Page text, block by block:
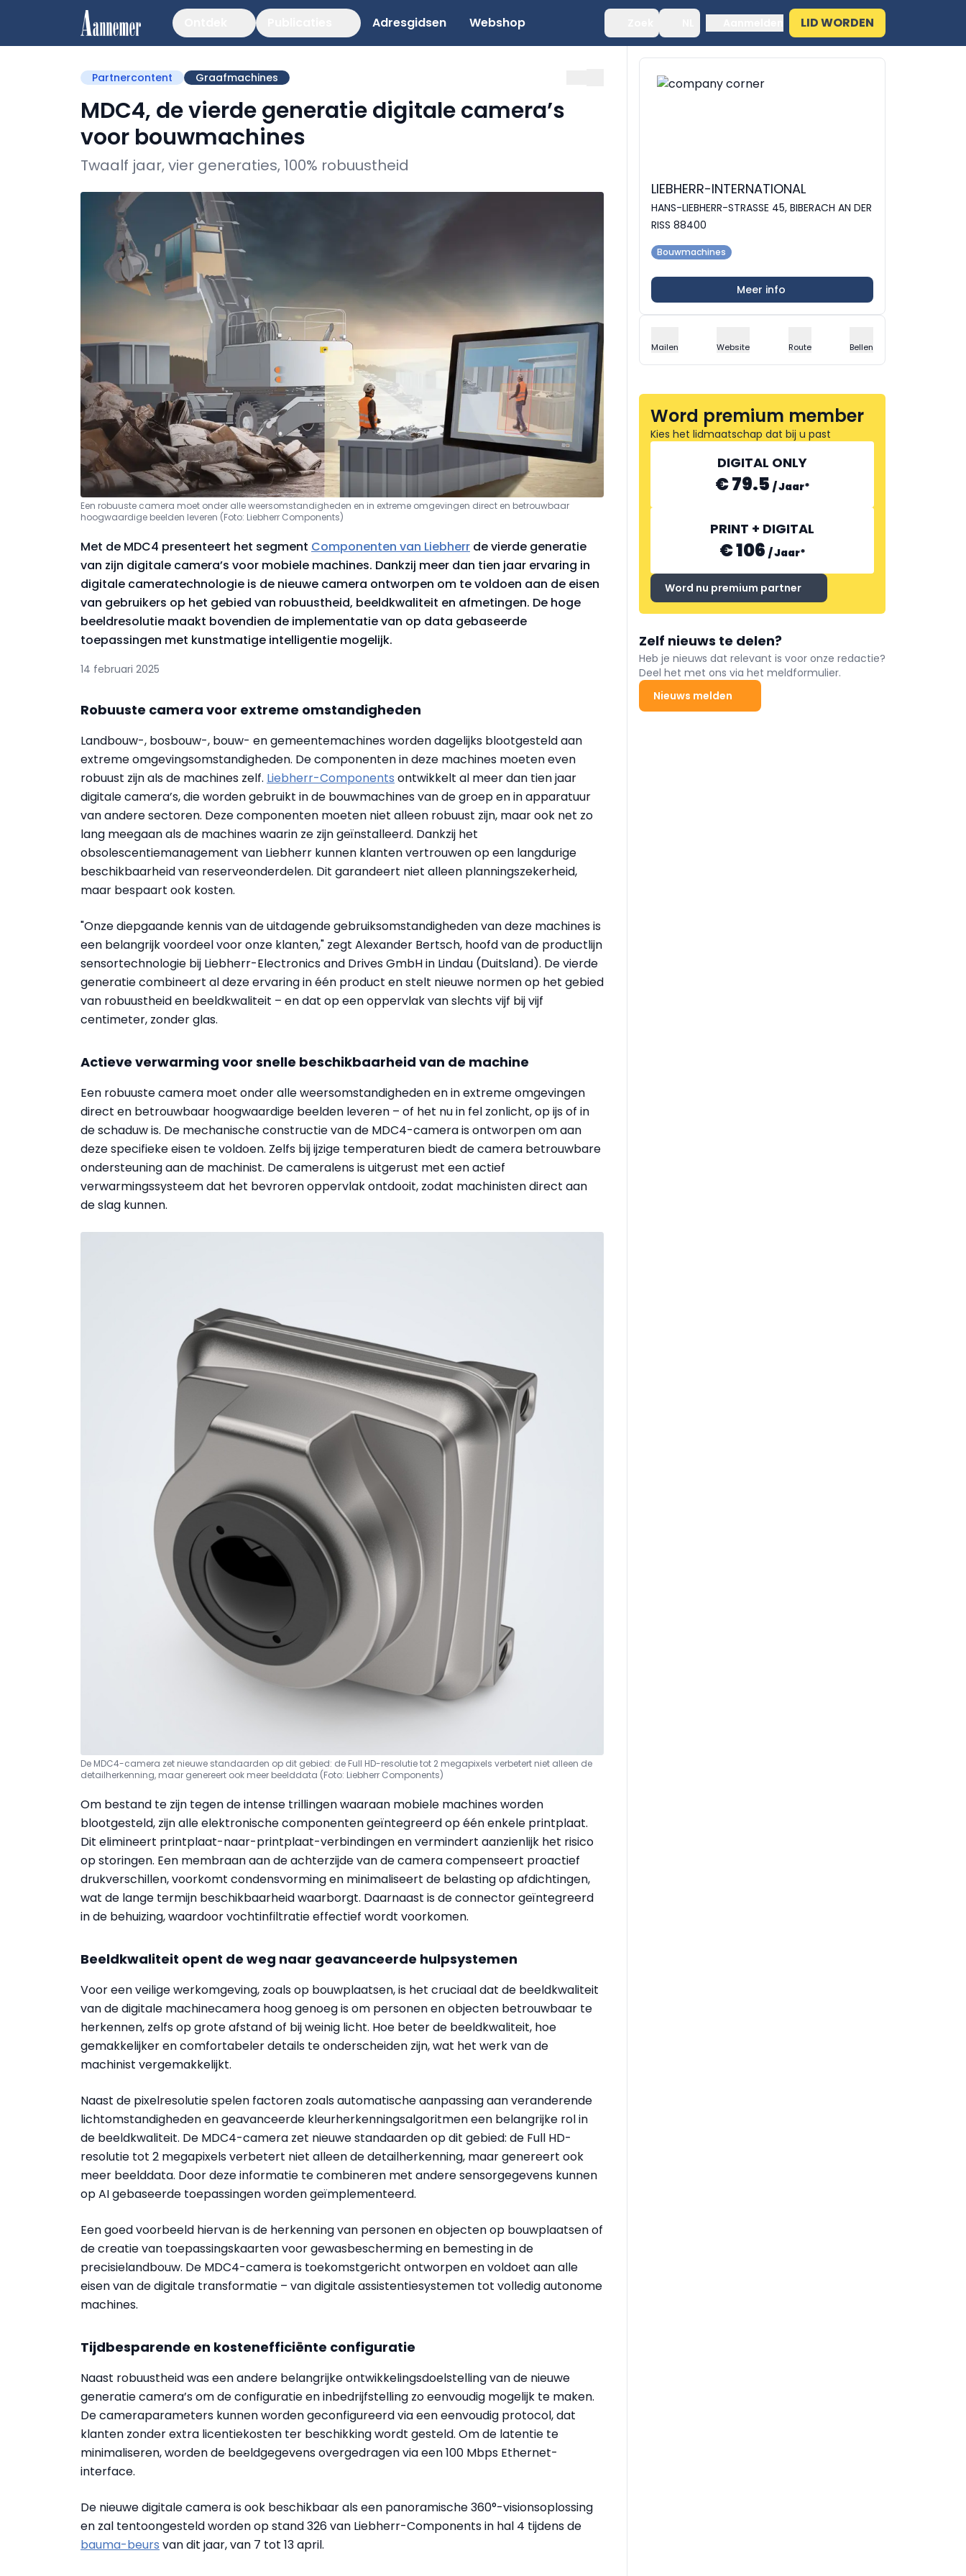
Adresgidsen Webshop LID WORDEN
Partnercontent Graafmachines
MDC4, de vierde generatie digitale camera’s
voor bouwmachines
Twaalf jaar, vier generaties, 100% robuustheid
Een robuuste camera moet onder alle weersomstandigheden en in extreme omgevingen direct en betrouwbaar
hoogwaardige beelden leveren (Foto: Liebherr Components)
Met de MDC4 presenteert het segment Componenten van Liebherr de vierde generatie
van zijn digitale camera’s voor mobiele machines. Dankzij meer dan tien jaar ervaring in
digitale cameratechnologie is de nieuwe camera ontworpen om te voldoen aan de eisen
van gebruikers op het gebied van robuustheid, beeldkwaliteit en afmetingen. De hoge
beeldresolutie maakt bovendien de implementatie van op data gebaseerde
toepassingen met kunstmatige intelligentie mogelijk.
14 februari 2025
Robuuste camera voor extreme omstandigheden
Landbouw-, bosbouw-, bouw- en gemeentemachines worden dagelijks blootgesteld aan
extreme omgevingsomstandigheden. De componenten in deze machines moeten even
robuust zijn als de machines zelf. Liebherr-Components ontwikkelt al meer dan tien jaar
digitale camera’s, die worden gebruikt in de bouwmachines van de groep en in apparatuur
van andere sectoren. Deze componenten moeten niet alleen robuust zijn, maar ook net zo
lang meegaan als de machines waarin ze zijn geïnstalleerd. Dankzij het
obsolescentiemanagement van Liebherr kunnen klanten vertrouwen op een langdurige
beschikbaarheid van reserveonderdelen. Dit garandeert niet alleen planningszekerheid,
maar bespaart ook kosten.
"Onze diepgaande kennis van de uitdagende gebruiksomstandigheden van deze machines is
een belangrijk voordeel voor onze klanten," zegt Alexander Bertsch, hoofd van de productlijn
sensortechnologie bij Liebherr-Electronics and Drives GmbH in Lindau (Duitsland). De vierde
generatie combineert al deze ervaring in één product en stelt nieuwe normen op het gebied
van robuustheid en beeldkwaliteit – en dat op een oppervlak van slechts vijf bij vijf
centimeter, zonder glas.
Actieve verwarming voor snelle beschikbaarheid van de machine
Een robuuste camera moet onder alle weersomstandigheden en in extreme omgevingen
direct en betrouwbaar hoogwaardige beelden leveren – of het nu in fel zonlicht, op ijs of in
de schaduw is. De mechanische constructie van de MDC4-camera is ontworpen om aan
deze specifieke eisen te voldoen. Zelfs bij ijzige temperaturen biedt de camera betrouwbare
ondersteuning aan de machinist. De cameralens is uitgerust met een actief
verwarmingssysteem dat het bevroren oppervlak ontdooit, zodat machinisten direct aan
de slag kunnen.
De MDC4-camera zet nieuwe standaarden op dit gebied: de Full HD-resolutie tot 2 megapixels verbetert niet alleen de
detailherkenning, maar genereert ook meer beelddata (Foto: Liebherr Components)
Om bestand te zijn tegen de intense trillingen waaraan mobiele machines worden
blootgesteld, zijn alle elektronische componenten geïntegreerd op één enkele printplaat.
Dit elimineert printplaat-naar-printplaat-verbindingen en vermindert aanzienlijk het risico
op storingen. Een membraan aan de achterzijde van de camera compenseert proactief
drukverschillen, voorkomt condensvorming en minimaliseert de belasting op afdichtingen,
wat de lange termijn beschikbaarheid waarborgt. Daarnaast is de connector geïntegreerd
in de behuizing, waardoor vochtinfiltratie effectief wordt voorkomen.
Beeldkwaliteit opent de weg naar geavanceerde hulpsystemen
Voor een veilige werkomgeving, zoals op bouwplaatsen, is het cruciaal dat de beeldkwaliteit
van de digitale machinecamera hoog genoeg is om personen en objecten betrouwbaar te
herkennen, zelfs op grote afstand of bij weinig licht. Hoe beter de beeldkwaliteit, hoe
gemakkelijker en comfortabeler details te onderscheiden zijn, wat het werk van de
machinist vergemakkelijkt.
Naast de pixelresolutie spelen factoren zoals automatische aanpassing aan veranderende
lichtomstandigheden en geavanceerde kleurherkenningsalgoritmen een belangrijke rol in
de beeldkwaliteit. De MDC4-camera zet nieuwe standaarden op dit gebied: de Full HD-
resolutie tot 2 megapixels verbetert niet alleen de detailherkenning, maar genereert ook
meer beelddata. Door deze informatie te combineren met andere sensorgegevens kunnen
op AI gebaseerde toepassingen worden geïmplementeerd.
Een goed voorbeeld hiervan is de herkenning van personen en objecten op bouwplaatsen of
de creatie van toepassingskaarten voor gewasbescherming en bemesting in de
precisielandbouw. De MDC4-camera is toekomstgericht ontworpen en voldoet aan alle
eisen van de digitale transformatie – van digitale assistentiesystemen tot volledig autonome
machines.
Tijdbesparende en kostenefficiënte configuratie
Naast robuustheid was een andere belangrijke ontwikkelingsdoelstelling van de nieuwe
generatie camera’s om de configuratie en inbedrijfstelling zo eenvoudig mogelijk te maken.
De cameraparameters kunnen worden geconfigureerd via een eenvoudig protocol, dat
klanten zonder extra licentiekosten ter beschikking wordt gesteld. Om de latentie te
minimaliseren, worden de beeldgegevens overgedragen via een 100 Mbps Ethernet-
interface.
De nieuwe digitale camera is ook beschikbaar als een panoramische 360°-visionsoplossing
en zal tentoongesteld worden op stand 326 van Liebherr-Components in hal 4 tijdens de
bauma-beurs van dit jaar, van 7 tot 13 april.
LIEBHERR-INTERNATIONAL
HANS-LIEBHERR-STRASSE 45, BIBERACH AN DER
RISS 88400
Bouwmachines
Meer info
Mailen Website Route Bellen
Word premium member
Kies het lidmaatschap dat bij u past
DIGITAL ONLY
€ 79.5 /Jaar*
PRINT + DIGITAL
€ 106 /Jaar*
Word nu premium partner
Zelf nieuws te delen?
Heb je nieuws dat relevant is voor onze redactie?
Deel het met ons via het meldformulier.
Nieuws melden